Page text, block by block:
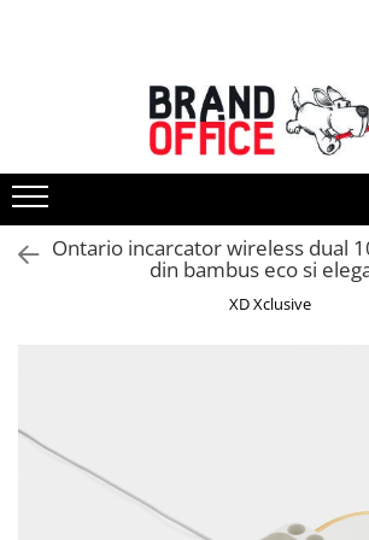
Unitate Protejata - PRODUCTIE
Hartie copiator si produse
tipografice
Produse consumabile din hartie
Detergenti si dezinfectanti
Organizatoare business
Birotica si papetarie
Hartie si articole din hartie
Ontario incarcator wireless dual
din bambus eco si
XD Xclusive